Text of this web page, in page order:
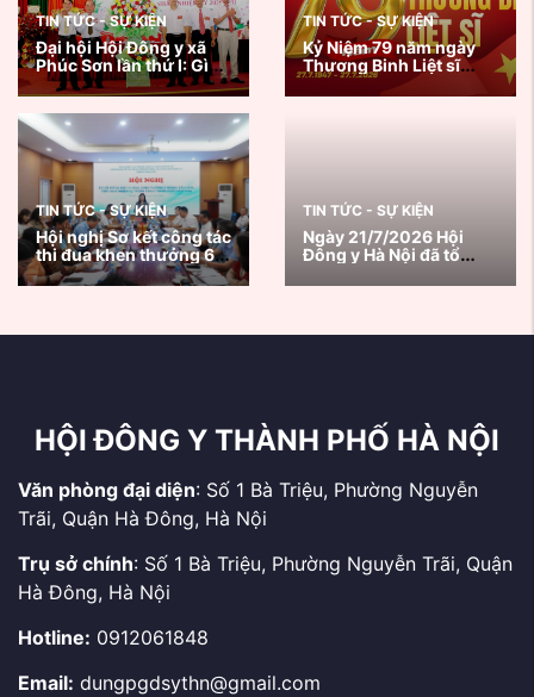
TIN TỨC - SỰ KIỆN
Đại hội Hội Đông y xã
Phúc Sơn lần thứ I: Gìn
giữ tinh hoa y học cổ
truyền, lan tỏa giá trị
nhân văn vì sức khỏe
cộng đồng
TIN TỨC - SỰ KIỆN
Kỷ Niệm 79 năm ngày
Thương Binh Liệt sĩ
27/7/1947 - 27/7/2026
TIN TỨC - SỰ KIỆN
Hội nghị Sơ kết công tác
thi đua khen thưởng 6
tháng đầu năm, triển
khai nhiệm vụ trọng
TIN TỨC - SỰ KIỆN
Ngày 21/7/2026 Hội
Đông y Hà Nội đã tổ
Khám, tư vấn sức khoẻ
HỘI ĐÔNG Y THÀNH PHỐ HÀ NỘI
Văn phòng đại diện: Số 1 Bà Triệu, Phường Nguyễn
Trãi, Quận Hà Đông, Hà Nội
Trụ sở chính: Số 1 Bà Triệu, Phường Nguyễn Trãi, Quận
Hà Đông, Hà Nội
Hotline: 0912061848
Email: dungpgdsythn@gmail.com